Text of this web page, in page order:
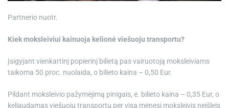
Partnerio nuotr.
Kiek moksleiviui kainuoja kelionė viešuoju transportu?
Įsigyjant vienkartinį popierinį bilietą pas vairuotoją moksleiviams
taikoma 50 proc. nuolaida, o bilieto kaina – 0,50 Eur.
Pildant moksleivio pažymėjimą pinigais, e. bilieto kaina – 0,35 Eur, o
keliaudamas viešuoju transportu per visą mėnesį moksleivis neišleis